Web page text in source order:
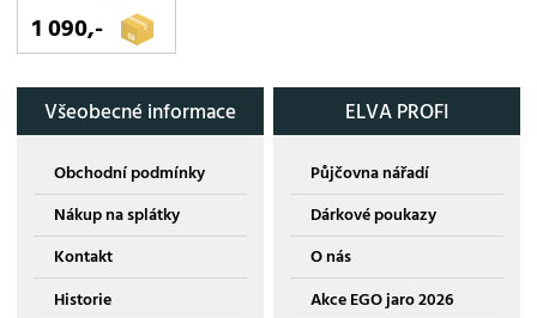
1 090,-
Všeobecné informace
Obchodní podmínky
Nákup na splátky
Kontakt
Historie
ELVA PROFI
Půjčovna nářadí
Dárkové poukazy
O nás
Akce EGO jaro 2026